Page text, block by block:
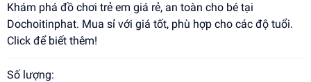
Khám phá đồ chơi trẻ em giá rẻ, an toàn cho bé tại
Dochoitinphat. Mua sỉ với giá tốt, phù hợp cho các độ tuổi.
Click để biết thêm!
Số lượng: